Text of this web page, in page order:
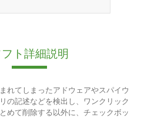
フト詳細説明
れてしまったアドウェアやスパイウ
の記述などを検出し、ワンクリック
めて削除する以外に、チェックボッ